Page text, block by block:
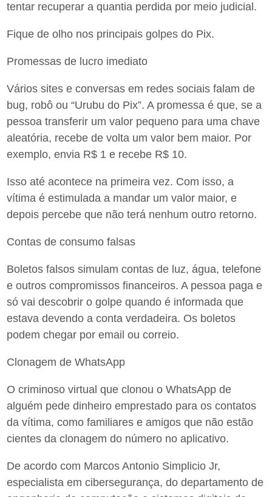
tentar recuperar a quantia perdida por meio judicial.
Fique de olho nos principais golpes do Pix.
Promessas de lucro imediato
Vários sites e conversas em redes sociais falam de
bug, robô ou “Urubu do Pix”. A promessa é que, se a
pessoa transferir um valor pequeno para uma chave
aleatória, recebe de volta um valor bem maior. Por
exemplo, envia R$ 1 e recebe R$ 10.
Isso até acontece na primeira vez. Com isso, a
vítima é estimulada a mandar um valor maior, e
depois percebe que não terá nenhum outro retorno.
Contas de consumo falsas
Boletos falsos simulam contas de luz, água, telefone
e outros compromissos financeiros. A pessoa paga e
só vai descobrir o golpe quando é informada que
estava devendo a conta verdadeira. Os boletos
podem chegar por email ou correio.
Clonagem de WhatsApp
O criminoso virtual que clonou o WhatsApp de
alguém pede dinheiro emprestado para os contatos
da vítima, como familiares e amigos que não estão
cientes da clonagem do número no aplicativo.
De acordo com Marcos Antonio Simplicio Jr,
especialista em cibersegurança, do departamento de